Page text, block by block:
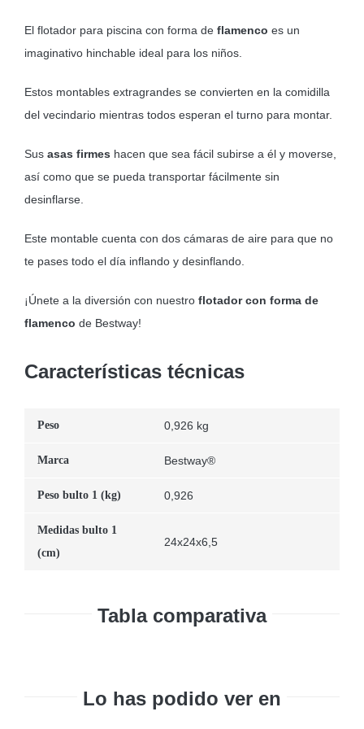
El flotador para piscina con forma de flamenco es un
imaginativo hinchable ideal para los niños.
Estos montables extragrandes se convierten en la comidilla
del vecindario mientras todos esperan el turno para montar.
Sus asas firmes hacen que sea fácil subirse a él y moverse,
así como que se pueda transportar fácilmente sin
desinflarse.
Este montable cuenta con dos cámaras de aire para que no
te pases todo el día inflando y desinflando.
¡Únete a la diversión con nuestro flotador con forma de
flamenco de Bestway!
Características técnicas
Peso 0,926 kg
Marca Bestway®
Peso bulto 1 (kg) 0,926
Medidas bulto 1
(cm)
24x24x6,5
Tabla comparativa
Lo has podido ver en